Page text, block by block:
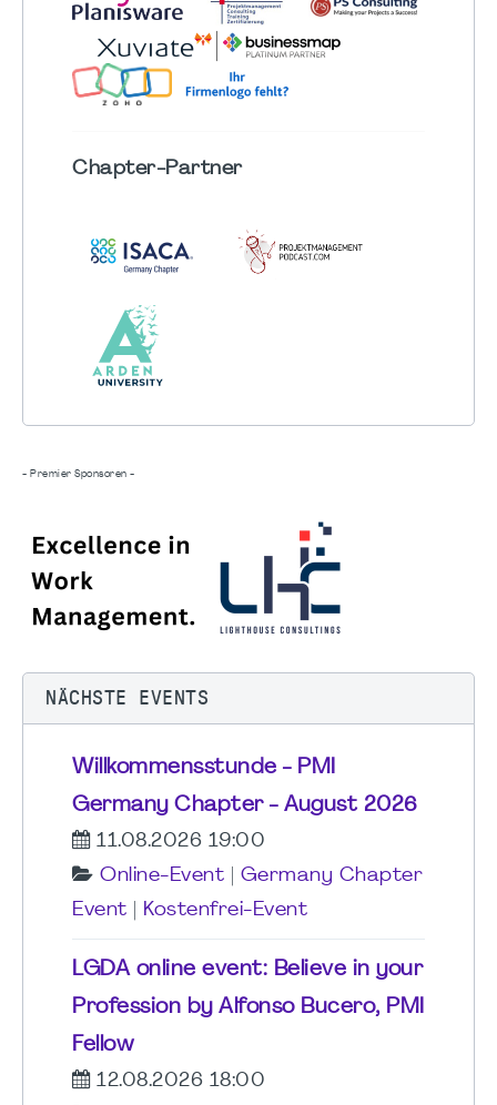
Chapter-Partner
- Premier Sponsoren -
NÄCHSTE EVENTS
Willkommensstunde - PMI
Germany Chapter - August 2026
11.08.2026 19:00
Online-Event
Germany Chapter
Event
Kostenfrei-Event
LGDA online event: Believe in your
Profession by Alfonso Bucero, PMI
Fellow
12.08.2026 18:00